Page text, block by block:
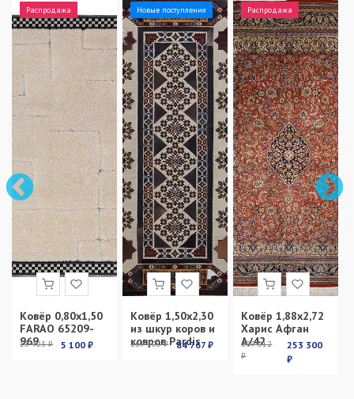
Распродажа
Ковёр 0,80х1,50
FARAO 65209-
969
13 403 ₽ 5 100 ₽
Новые поступления
Ковёр 1,50х2,30
из шкур коров и
ковров Pardis
269 100 ₽ 84 767 ₽
Распродажа
Ковёр 1,88х2,72
Харис Афган
А/42
899 012
₽
253 300
₽